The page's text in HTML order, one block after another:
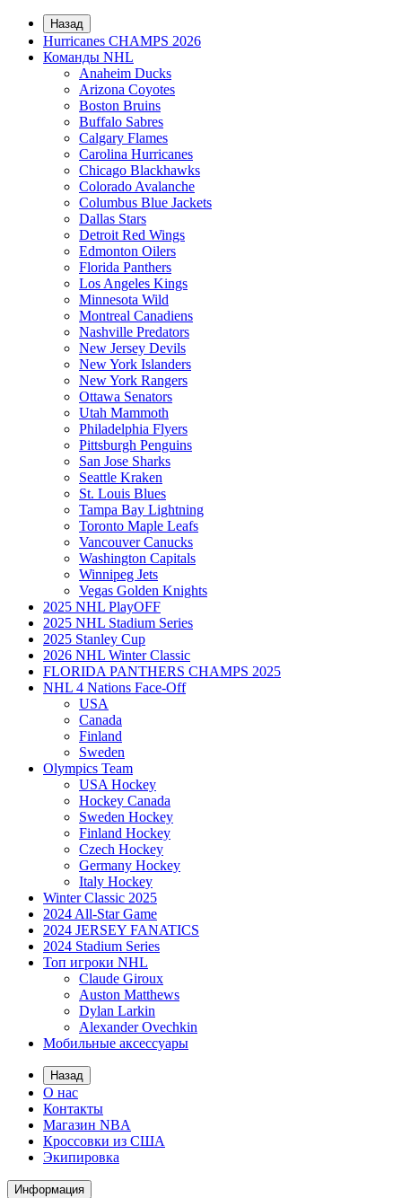
Назад
Hurricanes CHAMPS 2026
Команды NHL
Anaheim Ducks
Arizona Coyotes
Boston Bruins
Buffalo Sabres
Calgary Flames
Carolina Hurricanes
Chicago Blackhawks
Colorado Avalanche
Columbus Blue Jackets
Dallas Stars
Detroit Red Wings
Edmonton Oilers
Florida Panthers
Los Angeles Kings
Minnesota Wild
Montreal Canadiens
Nashville Predators
New Jersey Devils
New York Islanders
New York Rangers
Ottawa Senators
Utah Mammoth
Philadelphia Flyers
Pittsburgh Penguins
San Jose Sharks
Seattle Kraken
St. Louis Blues
Tampa Bay Lightning
Toronto Maple Leafs
Vancouver Canucks
Washington Capitals
Winnipeg Jets
Vegas Golden Knights
2025 NHL PlayOFF
2025 NHL Stadium Series
2025 Stanley Cup
2026 NHL Winter Classic
FLORIDA PANTHERS CHAMPS 2025
NHL 4 Nations Face-Off
USA
Canada
Finland
Sweden
Olympics Team
USA Hockey
Hockey Canada
Sweden Hockey
Finland Hockey
Czech Hockey
Germany Hockey
Italy Hockey
Winter Classic 2025
2024 All-Star Game
2024 JERSEY FANATICS
2024 Stadium Series
Топ игроки NHL
Claude Giroux
Auston Matthews
Dylan Larkin
Alexander Ovechkin
Мобильные аксессуары
Назад
О нас
Контакты
Магазин NBA
Кроссовки из США
Экипировка
Информация